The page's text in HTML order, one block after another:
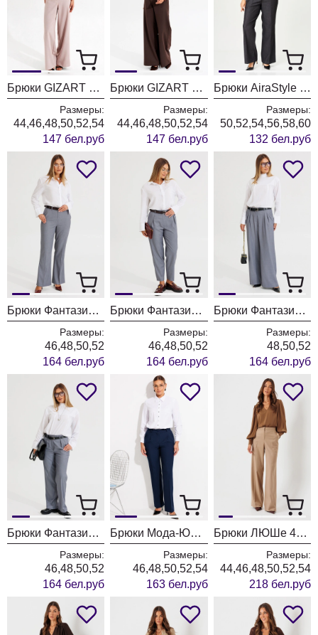
Брюки GIZART 35204 пудра
Размеры:
44,46,48,50,52,54
147 бел.руб
Брюки GIZART 35204 шоколадный
Размеры:
44,46,48,50,52,54
147 бел.руб
Брюки AiraStyle 24019 графит
Размеры:
50,52,54,56,58,60
132 бел.руб
Брюки Фантазия Мод 4874/1
Размеры:
46,48,50,52
164 бел.руб
Брюки Фантазия Мод 4873/1
Размеры:
46,48,50,52
164 бел.руб
Брюки Фантазия Мод 4872/1
Размеры:
48,50,52
164 бел.руб
Брюки Фантазия Мод 4871/1
Размеры:
46,48,50,52
164 бел.руб
Брюки Мода-Юрс 26-2895 синий
Размеры:
46,48,50,52,54
163 бел.руб
Брюки ЛЮШе 4468 песок
Размеры:
44,46,48,50,52,54
218 бел.руб